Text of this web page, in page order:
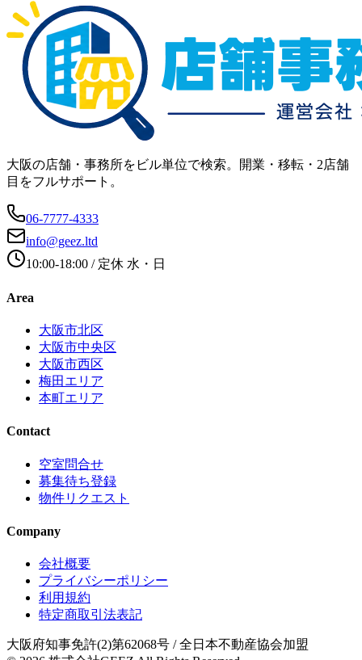
大阪の店舗・事務所をビル単位で検索。開業・移転・2店舗
目をフルサポート。
06-7777-4333
info@geez.ltd
10:00-18:00 / 定休 水・日
Area
大阪市北区
大阪市中央区
大阪市西区
梅田エリア
本町エリア
Contact
空室問合せ
募集待ち登録
物件リクエスト
Company
会社概要
プライバシーポリシー
利用規約
特定商取引法表記
大阪府知事免許(2)第62068号 / 全日本不動産協会加盟